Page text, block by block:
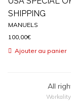
SHIPPING
MANUELS
100,00€
Ajouter au panier
All